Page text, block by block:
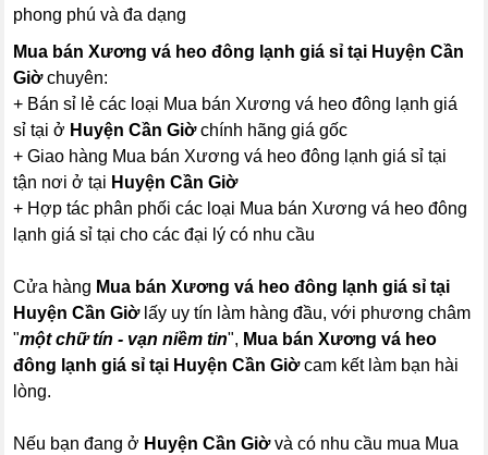
phong phú và đa dạng
Mua bán Xương vá heo đông lạnh giá sỉ tại Huyện Cần
Giờchuyên:
+ Bán sỉ lẻ các loại Mua bán Xương vá heo đông lạnh giá
sỉ tại ở Huyện Cần Giờchính hãng giá gốc
+ Giao hàng Mua bán Xương vá heo đông lạnh giá sỉ tại
tận nơi ở tại Huyện Cần Giờ
+ Hợp tác phân phối các loại Mua bán Xương vá heo đông
lạnh giá sỉ tại cho các đại lý có nhu cầu
Cửa hàng Mua bán Xương vá heo đông lạnh giá sỉ tại
Huyện Cần Giờlấy uy tín làm hàng đầu, với phương châm
"một chữ tín - vạn niềm tin", Mua bán Xương vá heo
đông lạnh giá sỉ tại Huyện Cần Giờcam kết làm bạn hài
lòng.
Nếu bạn đang ở Huyện Cần Giờvà có nhu cầu mua Mua